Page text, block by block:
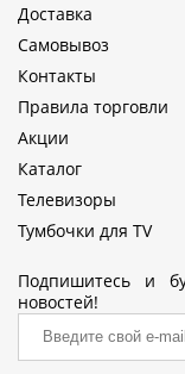
Доставка
Самовывоз
Контакты
Правила торговли
Акции
Каталог
Телевизоры
Тумбочки для TV
Подпишитесь и
новостей!